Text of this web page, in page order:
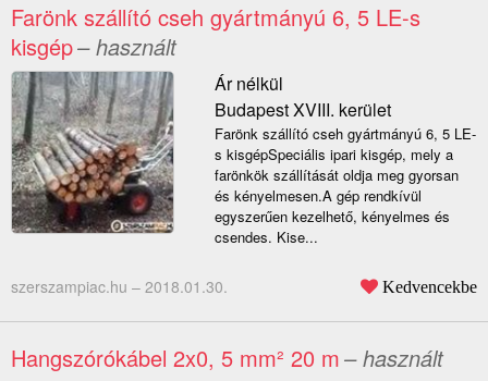
Farönk szállító cseh gyártmányú 6, 5 LE-s
kisgép– használt
Ár nélkül
Budapest XVIII. kerület
Farönk szállító cseh gyártmányú 6, 5 LE-
s kisgépSpeciális ipari kisgép, mely a
farönkök szállítását oldja meg gyorsan
és kényelmesen.A gép rendkívül
egyszerűen kezelhető, kényelmes és
csendes. Kise...
szerszampiac.hu – 2018.01.30. Kedvencekbe
Hangszórókábel 2x0, 5 mm² 20 m– használt